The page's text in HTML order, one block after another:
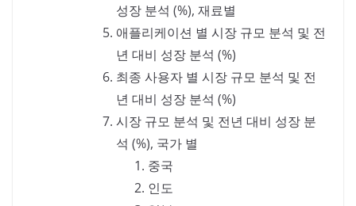
성장 분석 (%), 재료별
애플리케이션 별 시장 규모 분석 및 전
년 대비 성장 분석 (%)
최종 사용자 별 시장 규모 분석 및 전
년 대비 성장 분석 (%)
시장 규모 분석 및 전년 대비 성장 분
석 (%), 국가 별
중국
인도